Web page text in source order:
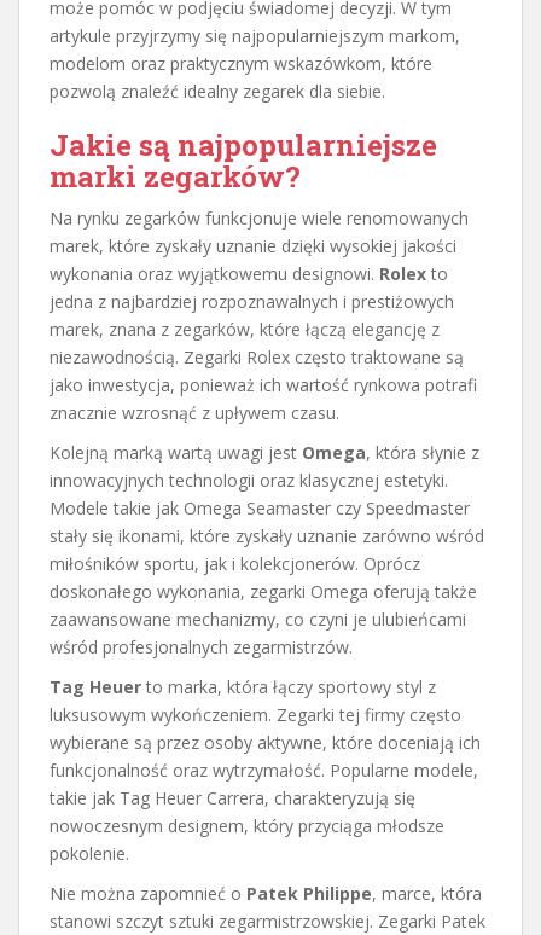
może pomóc w podjęciu świadomej decyzji. W tym
artykule przyjrzymy się najpopularniejszym markom,
modelom oraz praktycznym wskazówkom, które
pozwolą znaleźć idealny zegarek dla siebie.
Jakie są najpopularniejsze
marki zegarków?
Na rynku zegarków funkcjonuje wiele renomowanych
marek, które zyskały uznanie dzięki wysokiej jakości
wykonania oraz wyjątkowemu designowi. Rolex to
jedna z najbardziej rozpoznawalnych i prestiżowych
marek, znana z zegarków, które łączą elegancję z
niezawodnością. Zegarki Rolex często traktowane są
jako inwestycja, ponieważ ich wartość rynkowa potrafi
znacznie wzrosnąć z upływem czasu.
Kolejną marką wartą uwagi jest Omega, która słynie z
innowacyjnych technologii oraz klasycznej estetyki.
Modele takie jak Omega Seamaster czy Speedmaster
stały się ikonami, które zyskały uznanie zarówno wśród
miłośników sportu, jak i kolekcjonerów. Oprócz
doskonałego wykonania, zegarki Omega oferują także
zaawansowane mechanizmy, co czyni je ulubieńcami
wśród profesjonalnych zegarmistrzów.
Tag Heuer to marka, która łączy sportowy styl z
luksusowym wykończeniem. Zegarki tej firmy często
wybierane są przez osoby aktywne, które doceniają ich
funkcjonalność oraz wytrzymałość. Popularne modele,
takie jak Tag Heuer Carrera, charakteryzują się
nowoczesnym designem, który przyciąga młodsze
pokolenie.
Nie można zapomnieć o Patek Philippe, marce, która
stanowi szczyt sztuki zegarmistrzowskiej. Zegarki Patek